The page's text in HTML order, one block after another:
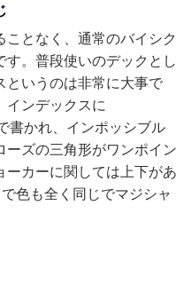
となく、通常のバイシク
。普段使いのデックとし
というのは非常に大事で
インデックスに
書かれ、インポッシブル
ズの三角形がワンポイン
ーカーに関しては上下があ
色も全く同じでマジシャ